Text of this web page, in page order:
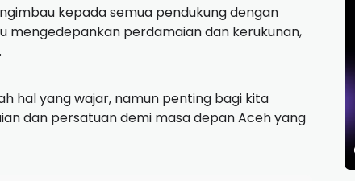
kepada semua pendukung dengan
mengedepankan perdamaian dan kerukunan,
hal yang wajar, namun penting bagi kita
dan persatuan demi masa depan Aceh yang